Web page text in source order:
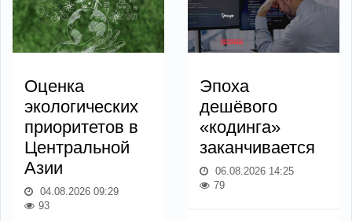
Оценка
экологических
приоритетов в
Центральной
Азии
04.08.2026 09:29
93
Эпоха
дешёвого
«кодинга»
заканчивается
06.08.2026 14:25
79